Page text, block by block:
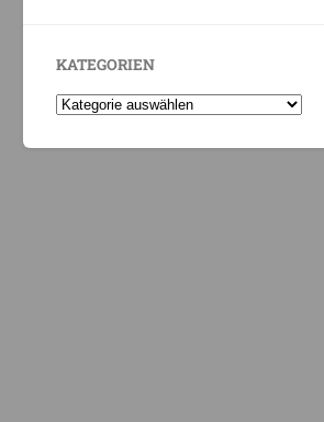
KATEGORIEN